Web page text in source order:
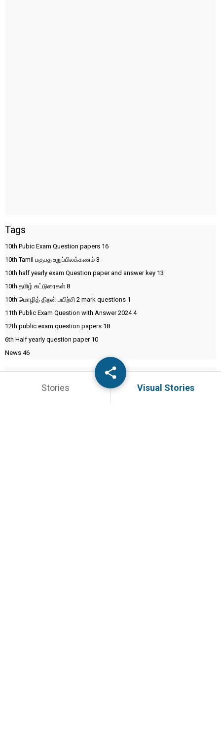
Tags
10th Pubic Exam Question papers 16
10th Tamil பகுபத உறுப்பிலக்கணம் 3
10th half yearly exam Question paper and answer key 13
10th தமிழ் கட்டுரைகள் 8
10th மொழித் திறன் பயிற்சி 2 mark questions 1
11th Public Exam Question with Answer 20244
12th public exam question papers 18
6th Half yearly question paper 10
News 46
Stories Visual Stories